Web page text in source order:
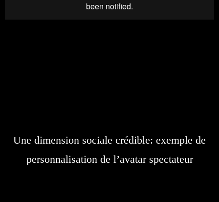
Une dimension sociale crédible: exemple de
personnalisation de l’avatar spectateur